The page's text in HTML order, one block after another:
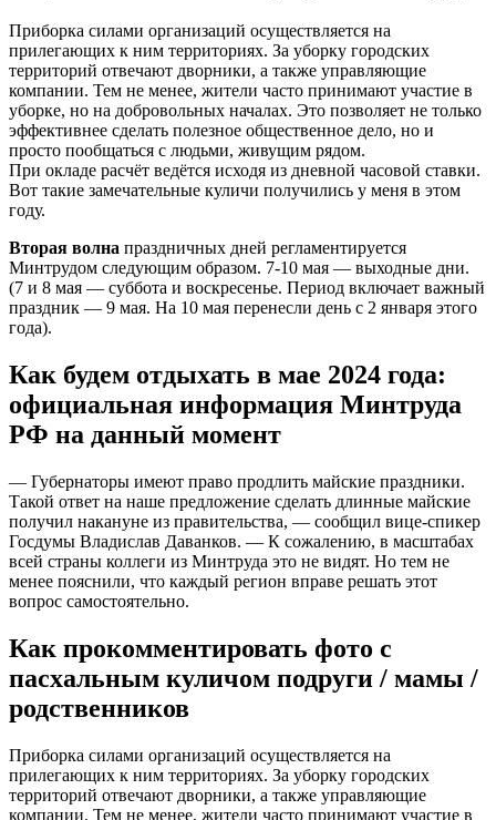
Приборка силами организаций осуществляется на
прилегающих к ним территориях. За уборку городских
территорий отвечают дворники, а также управляющие
компании. Тем не менее, жители часто принимают участие в
уборке, но на добровольных началах. Это позволяет не только
эффективнее сделать полезное общественное дело, но и
просто пообщаться с людьми, живущим рядом.
При окладе расчёт ведётся исходя из дневной часовой ставки.
Вот такие замечательные куличи получились у меня в этом
году.
Вторая волна праздничных дней регламентируется
Минтрудом следующим образом. 7-10 мая — выходные дни.
(7 и 8 мая — суббота и воскресенье. Период включает важный
праздник — 9 мая. На 10 мая перенесли день с 2 января этого
года).
Как будем отдыхать в мае 2024 года:
официальная информация Минтруда
РФ на данный момент
— Губернаторы имеют право продлить майские праздники.
Такой ответ на наше предложение сделать длинные майские
получил накануне из правительства, — сообщил вице-спикер
Госдумы Владислав Даванков. — К сожалению, в масштабах
всей страны коллеги из Минтруда это не видят. Но тем не
менее пояснили, что каждый регион вправе решать этот
вопрос самостоятельно.
Как прокомментировать фото с
пасхальным куличом подруги / мамы /
родственников
Приборка силами организаций осуществляется на
прилегающих к ним территориях. За уборку городских
территорий отвечают дворники, а также управляющие
компании. Тем не менее, жители часто принимают участие в